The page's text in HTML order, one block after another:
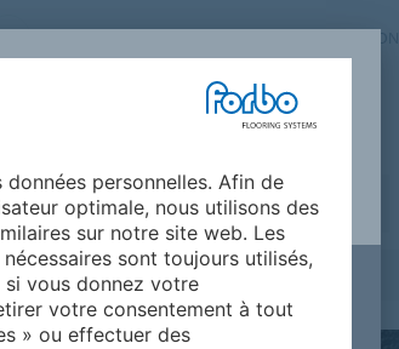
INSTALLATION &
ENTRETIEN
AIDE AU CHOIX
personnelles. Afin de
optimale, nous utilisons des
sur notre site web. Les
sont toujours utilisés,
si vous donnez votre
votre consentement à tout
» ou effectuer des